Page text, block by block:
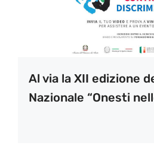
Al via la XII edizione
Nazionale “Onesti